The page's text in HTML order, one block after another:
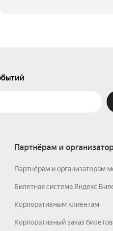
Партнёрам и
Партнёрам и организаторам
Билетная система Яндекс
Корпоративным клиентам
Корпоративный заказ билетов